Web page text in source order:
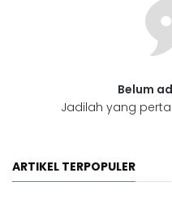
Belum
Jadilah yang
ARTIKEL TERPOPULER